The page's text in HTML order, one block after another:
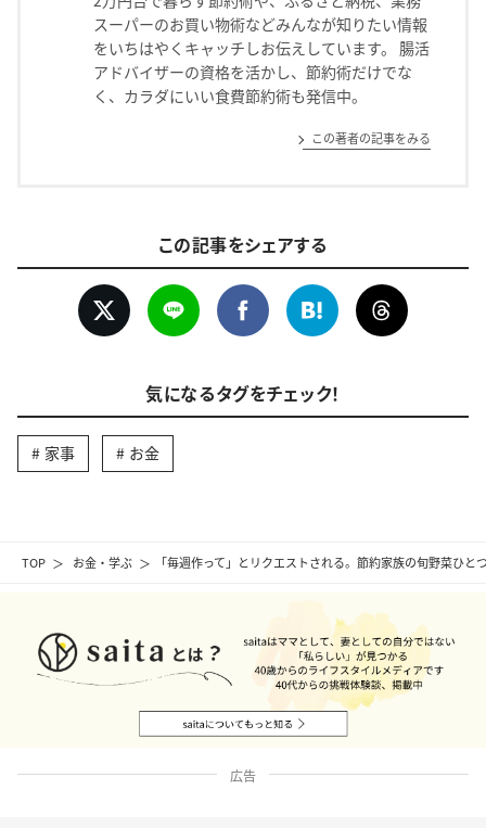
TOP お金・学ぶ 「毎週作って」とリクエストされる。節約家族の旬野菜ひと
スーパーのお買い物術などみんなが知りたい情報
をいちはやくキャッチしお伝えしています。 腸活
アドバイザーの資格を活かし、節約術だけでな
く、カラダにいい食費節約術も発信中。
この著者の記事をみる
この記事をシェアする
気になるタグをチェック！
家事 お金
広告